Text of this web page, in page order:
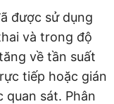
được sử dụng
và trong độ
về tần suất
tiếp hoặc gián
quan sát. Phân